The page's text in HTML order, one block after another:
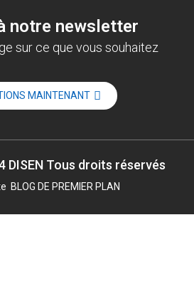
notre newsletter
sur ce que vous souhaitez
MAINTENANT
DISEN Tous droits réservés
BLOG DE PREMIER PLAN